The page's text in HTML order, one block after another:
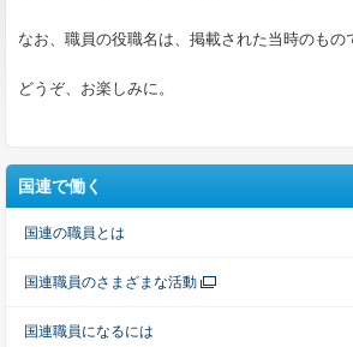
なお、職員の役職名は、掲載された当時のもの
どうぞ、お楽しみに。
国連で働く
国連の職員とは
国連職員のさまざまな活動
国連職員になるには